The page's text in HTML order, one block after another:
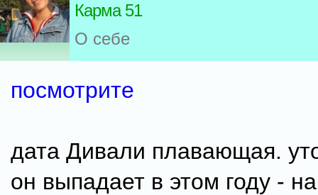
Карма 51
О себе
посмотрите
дата Дивали плавающая.
он выпадает в этом году -